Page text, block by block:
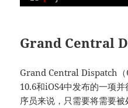
Grand Central
Grand Central Dispatch（
10.6和iOS4中发布的一项
序员来说，只需要将需要